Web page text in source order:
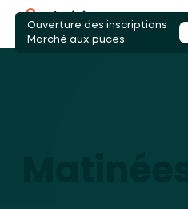
Ouverture des inscriptions
Marché aux puces